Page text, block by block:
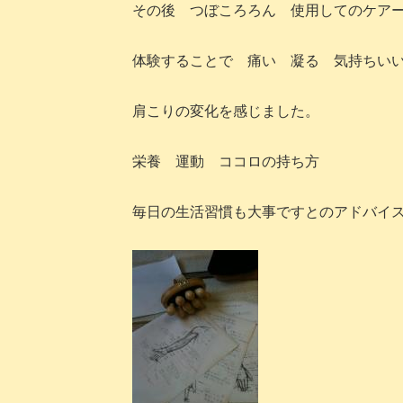
その後 つぼころろん 使用してのケア
体験することで 痛い 凝る 気持ちい
肩こりの変化を感じました。
栄養 運動 ココロの持ち方
毎日の生活習慣も大事ですとのアドバイス